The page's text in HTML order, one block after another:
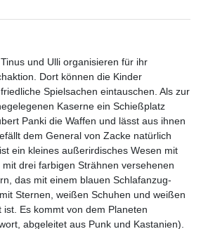
und Ulli organisieren für ihr
Dort können die Kinder
Spielsachen eintauschen. Als zur
Kaserne ein Schießplatz
Panki die Waffen und lässt aus ihnen
dem General von Zacke natürlich
ein kleines außerirdisches Wesen mit
drei farbigen Strähnen versehenen
das mit einem blauen Schlafanzug-
Sternen, weißen Schuhen und weißen
Es kommt von dem Planeten
abgeleitet aus Punk und Kastanien).